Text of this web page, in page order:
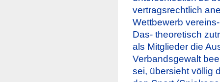
vertragsrechtlich
Wettbewerb
Das- theoretisch
als Mitglieder die
Verbandsgewalt
sei, übersieht völlig